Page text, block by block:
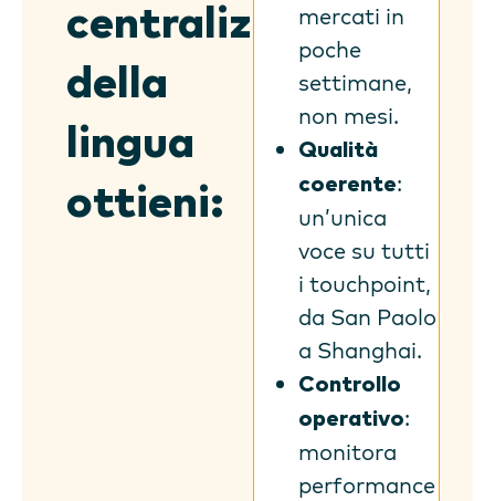
centralizzata
della
lingua
ottieni:
mercati in
poche
settimane,
non mesi.
Qualità
coerente:
un’unica
voce su tutti
i touchpoint,
da San Paolo
a Shanghai.
Controllo
operativo:
monitora
performance